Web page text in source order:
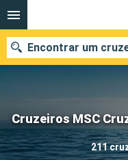
Cruzeiros MSC
211
Encontrar um
Quando ir?
Data de partida